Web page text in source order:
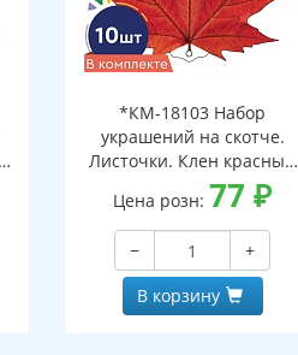
*КМ-18103 Набор
украшений на скотче.
Листочки. Клен красный
(10 шт. в наборе,
двухсторонняя, ВД-лак)
Цена розн: 77₽
−
+
В корзину